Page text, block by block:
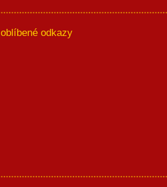
oblíbené odkazy